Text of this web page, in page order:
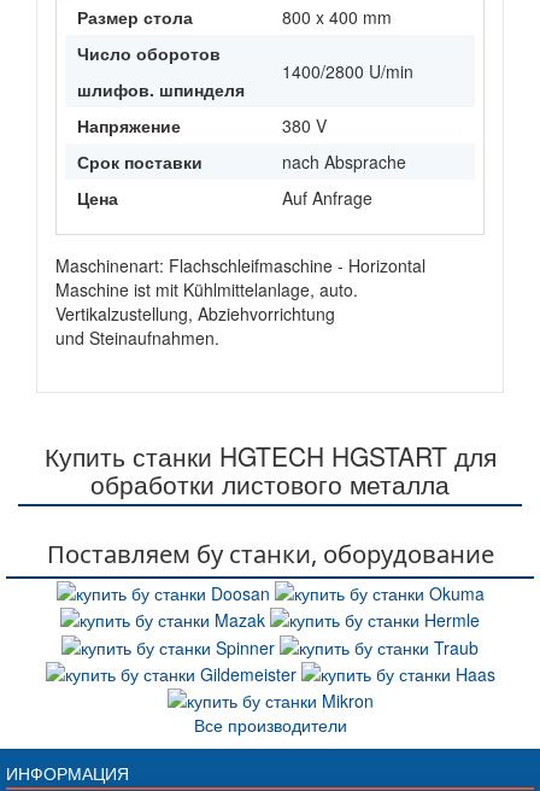
Размер стола
800 x 400 mm
Число оборотов
шлифов. шпинделя
1400/2800 U/min
Напряжение
380 V
Срок поставки
nach Absprache
Цена
Auf Anfrage
Maschinenart: Flachschleifmaschine - Horizontal
Maschine ist mit Kühlmittelanlage, auto.
Vertikalzustellung, Abziehvorrichtung
und Steinaufnahmen.
Купить станки HGTECH HGSTART для
обработки листового металла
Поставляем бу станки, оборудование
Все производители
ИНФОРМАЦИЯ